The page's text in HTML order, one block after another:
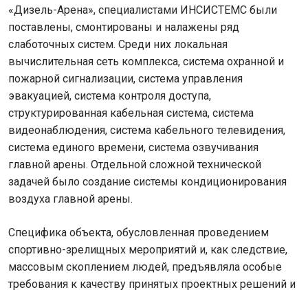
«Дизель-Арена», специалистами ИНСИСТЕМС были
поставлены, смонтированы и налажены ряд
слаботочных систем. Среди них локальная
вычислительная сеть комплекса, система охранной и
пожарной сигнализации, система управления
эвакуацией, система контроля доступа,
структурированная кабельная система, система
видеонаблюдения, система кабельного телевидения,
система единого времени, система озвучивания
главной арены. Отдельной сложной технической
задачей было создание системы кондиционирования
воздуха главной арены.
Специфика объекта, обусловленная проведением
спортивно-зрелищных мероприятий и, как следствие,
массовым скоплением людей, предъявляла особые
требования к качеству принятых проектных решений и